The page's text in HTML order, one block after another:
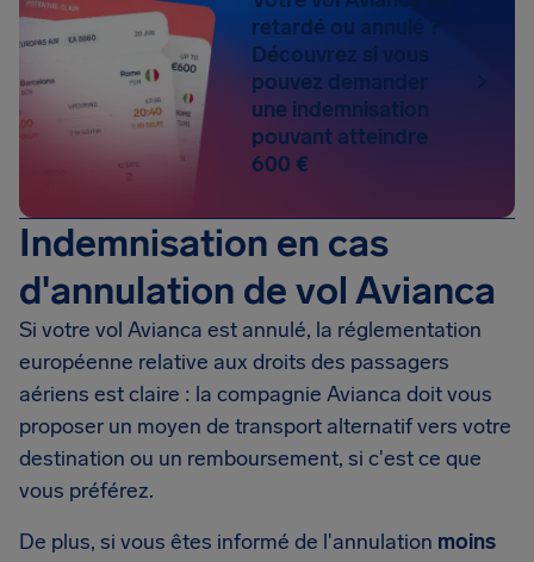
retardé ou annulé ?
Découvrez si vous
pouvez demander
une indemnisation
pouvant atteindre
600 €
Indemnisation en cas
d'annulation de vol Avianca
Si votre vol Avianca est annulé, la réglementation
européenne relative aux droits des passagers
aériens est claire : la compagnie Avianca doit vous
proposer un moyen de transport alternatif vers votre
destination ou un remboursement, si c'est ce que
vous préférez.
De plus, si vous êtes informé de l'annulation moins